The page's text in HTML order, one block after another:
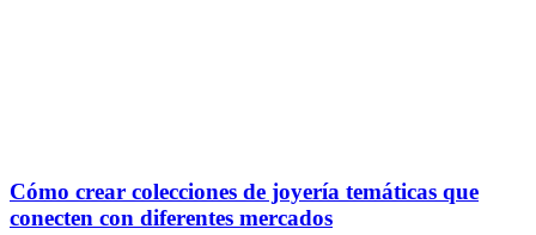
Cómo crear colecciones de joyería temáticas que
conecten con diferentes mercados